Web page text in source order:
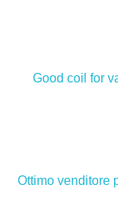
Good coil for
Ottimo venditore